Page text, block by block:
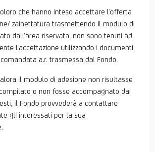
che hanno inteso accettare l’offerta
zainettatura trasmettendo il modulo di
dall’area riservata, non sono tenuti ad
l’accettazione utilizzando i documenti
a.r. trasmessa dal Fondo.
il modulo di adesione non risultasse
o non fosse accompagnato dai
il Fondo provvederà a contattare
gli interessati per la sua